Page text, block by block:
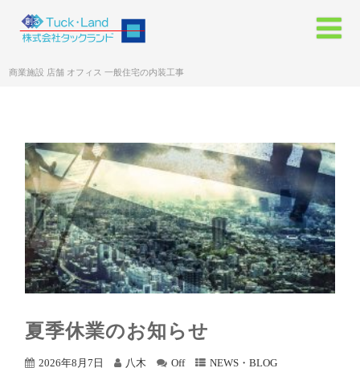
商業施設 店舗 オフィス 一般住宅の内装工事
夏季休業のお知らせ
2026年8月7日 八木 Off NEWS・BLOG